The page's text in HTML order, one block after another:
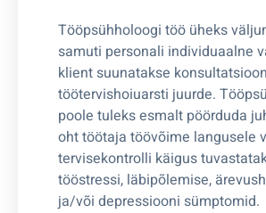
Tööpsühholoogi töö üheks
samuti personali individuaalne
klient suunatakse
töötervishoiuarsti juurde.
poole tuleks esmalt pöörduda
oht töötaja töövõime langusele
tervisekontrolli käigus
tööstressi, läbipõlemise,
ja/või depressiooni sümptomid.